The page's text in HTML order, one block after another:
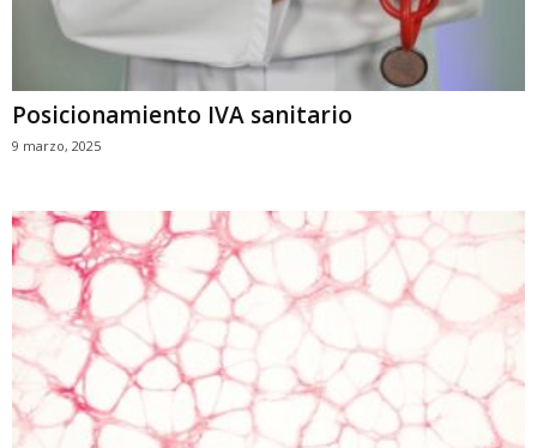
Posicionamiento IVA sanitario
9 marzo, 2025